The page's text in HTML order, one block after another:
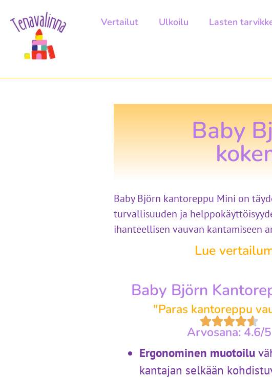
Vertailut Ulkoilu Lasten
Baby
Baby Björn kantoreppu Mini on
turvallisuuden ja
ihanteellisen vauvan kantamiseen
Lue
Baby Björn
"Paras kantoreppu
Arvosana: 4.6/5
Ergonominen muotoilu
kantajan selkään